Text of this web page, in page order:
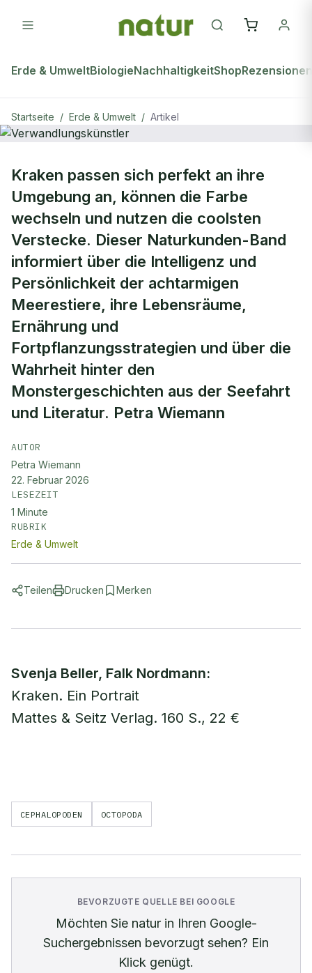
Erde & UmweltBiologieNachhaltigkeitShopRezensionen
Startseite / Erde & Umwelt / Artikel
Verwandlungskünstler
Kraken passen sich perfekt an ihre
Umgebung an, können die Farbe
wechseln und nutzen die coolsten
Verstecke. Dieser Naturkunden-Band
informiert über die Intelligenz und
Persönlichkeit der achtarmigen
Meerestiere, ihre Lebensräume,
Ernährung und
Fortpflanzungsstrategien und über die
Wahrheit hinter den
Monstergeschichten aus der Seefahrt
und Literatur. Petra Wiemann
AUTOR
Petra Wiemann
22. Februar 2026
LESEZEIT
1 Minute
RUBRIK
Erde & Umwelt
Teilen Drucken Merken
Svenja Beller, Falk Nordmann:
Kraken. Ein Portrait
Mattes & Seitz Verlag. 160 S., 22 €
CEPHALOPODEN OCTOPODA
BEVORZUGTE QUELLE BEI GOOGLE
Möchten Sie naturin Ihren Google-
Suchergebnissen bevorzugt sehen? Ein
Klick genügt.